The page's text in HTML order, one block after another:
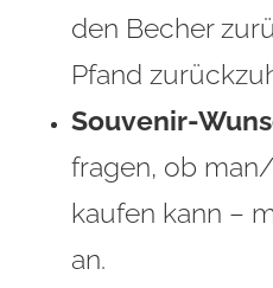
den Becher
Pfand
Souvenir-
fragen, ob
kaufen kann –
an.